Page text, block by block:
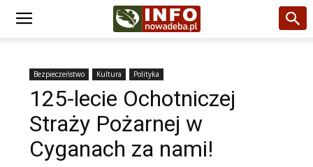
Bezpieczeństwo Kultura Polityka
125-lecie Ochotniczej
Straży Pożarnej w
Cyganach za nami!